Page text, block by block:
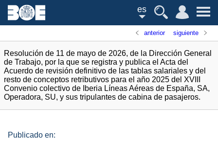
es
anterior siguiente
Resolución de 11 de mayo de 2026, de la Dirección General
de Trabajo, por la que se registra y publica el Acta del
Acuerdo de revisión definitivo de las tablas salariales y del
resto de conceptos retributivos para el año 2025 del XVIII
Convenio colectivo de Iberia Líneas Aéreas de España, SA,
Operadora, SU, y sus tripulantes de cabina de pasajeros.
Publicado en: